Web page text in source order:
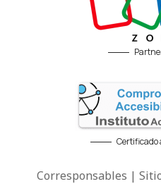
Certificado
Corresponsables |